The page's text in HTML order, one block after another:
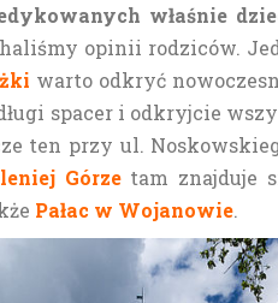
właśnie
opinii rodziców.
warto odkryć
spacer i odkryjcie
ten przy ul.
Górzetam znajduje
Pałac w Wojanowie.